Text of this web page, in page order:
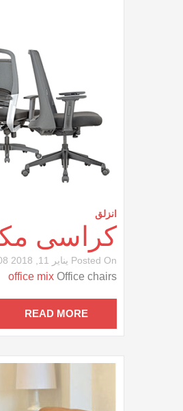
انزلق
كراسى
Posted On يناير 11, 2018 At 5:08 م By
office mix Office chairs
READ MORE